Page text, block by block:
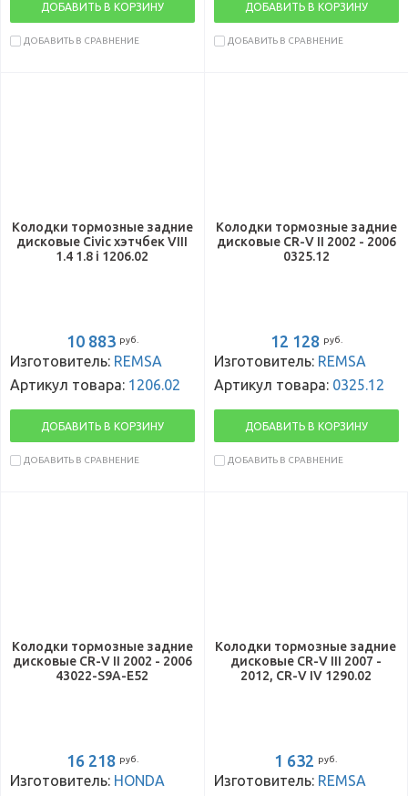
ДОБАВИТЬ В КОРЗИНУ
ДОБАВИТЬ В СРАВНЕНИЕ
ДОБАВИТЬ В КОРЗИНУ
ДОБАВИТЬ В СРАВНЕНИЕ
Колодки тормозные задние
дисковые Civic хэтчбек VIII
1.4 1.8 i 1206.02
10 883 руб.
Изготовитель: REMSA
Артикул товара: 1206.02
ДОБАВИТЬ В КОРЗИНУ
ДОБАВИТЬ В СРАВНЕНИЕ
Колодки тормозные задние
дисковые CR-V II 2002 - 2006
0325.12
12 128 руб.
Изготовитель: REMSA
Артикул товара: 0325.12
ДОБАВИТЬ В КОРЗИНУ
ДОБАВИТЬ В СРАВНЕНИЕ
Колодки тормозные задние
дисковые CR-V II 2002 - 2006
43022-S9A-E52
16 218 руб.
Изготовитель: HONDA
Колодки тормозные задние
дисковые CR-V III 2007 -
2012, CR-V IV 1290.02
1 632 руб.
Изготовитель: REMSA